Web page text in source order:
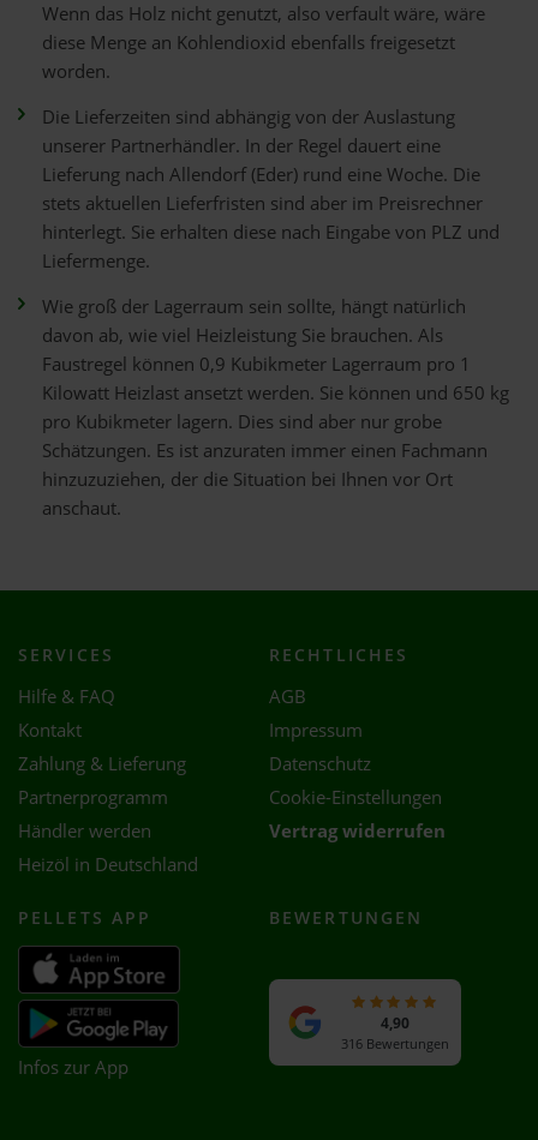
Wenn das Holz nicht genutzt, also verfault wäre, wäre
diese Menge an Kohlendioxid ebenfalls freigesetzt
worden.
Die Lieferzeiten sind abhängig von der Auslastung
unserer Partnerhändler. In der Regel dauert eine
Lieferung nach Allendorf (Eder) rund eine Woche. Die
stets aktuellen Lieferfristen sind aber im Preisrechner
hinterlegt. Sie erhalten diese nach Eingabe von PLZ und
Liefermenge.
Wie groß der Lagerraum sein sollte, hängt natürlich
davon ab, wie viel Heizleistung Sie brauchen. Als
Faustregel können 0,9 Kubikmeter Lagerraum pro 1
Kilowatt Heizlast ansetzt werden. Sie können und 650 kg
pro Kubikmeter lagern. Dies sind aber nur grobe
Schätzungen. Es ist anzuraten immer einen Fachmann
hinzuzuziehen, der die Situation bei Ihnen vor Ort
anschaut.
SERVICES
Hilfe & FAQ
Kontakt
Zahlung & Lieferung
Partnerprogramm
Händler werden
Heizöl in Deutschland
RECHTLICHES
AGB
Impressum
Datenschutz
Cookie-Einstellungen
Vertrag widerrufen
PELLETS APP
Infos zur App
BEWERTUNGEN
4,90
316 Bewertungen